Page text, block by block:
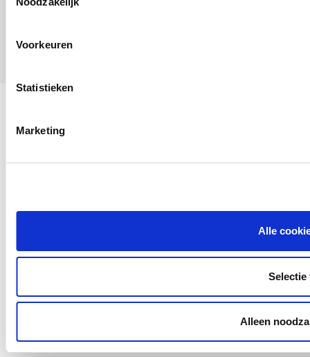
Voorkeuren
Statistieken
Marketing
Alle
Selectie
Alleen
Cookies
000064